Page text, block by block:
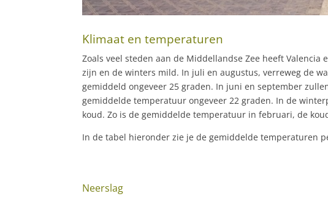
Klimaat en temperaturen
Zoals veel steden aan de Middellandse Zee heeft
zijn en de winters mild. In juli en augustus, verreweg de
gemiddeld ongeveer 25 graden. In juni en september
gemiddelde temperatuur ongeveer 22 graden. In de
koud. Zo is de gemiddelde temperatuur in februari, de
In de tabel hieronder zie je de gemiddelde temperaturen
Neerslag